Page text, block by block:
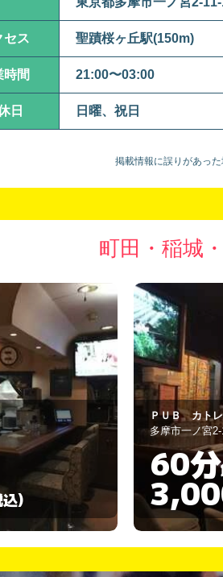
セス 聖蹟桜ヶ丘駅(150m)
時間 21:00〜03:00
日 日曜、祝日
掲載情報に誤りがあった
町田・稲城
)
ラウンジ茜
町田市原町田
60分